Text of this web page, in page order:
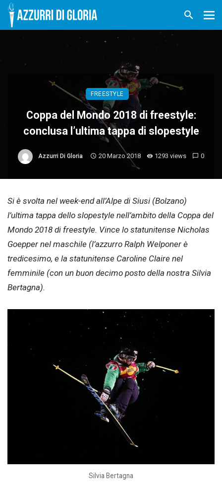
FREESTYLE
Coppa del Mondo 2018 di freestyle:
conclusa l’ultima tappa di slopestyle
Azzurri Di Gloria 20 Marzo 2018 1293 views 0
Si è svolta nel week-end all’Alpe di Siusi (Bolzano)
l’ultima tappa dello slopestyle nell’ambito della Coppa del
Mondo 2018 di freestyle. Vince lo statunitense Nicholas
Goepper nel maschile (l’azzurro Ralph Welponer è
tredicesimo, e la statunitense Caroline Claire nel
femminile (con un buon decimo posto della nostra Silvia
Bertagna).
Silvia Bertagna